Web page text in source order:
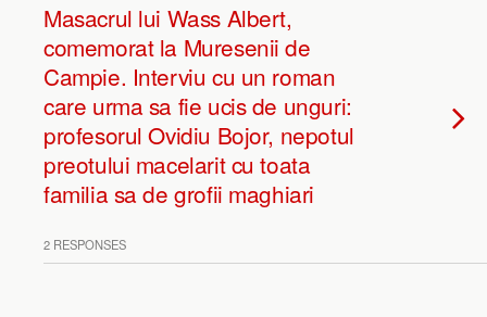
Masacrul lui Wass Albert,
comemorat la Muresenii de
Campie. Interviu cu un roman
care urma sa fie ucis de unguri:
profesorul Ovidiu Bojor, nepotul
preotului macelarit cu toata
familia sa de grofii maghiari
2 RESPONSES